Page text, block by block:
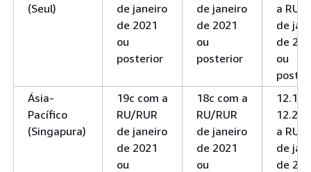
(Seul)
de janeiro
de 2021
ou
posterior
de janeiro
de 2021
ou
posterior
a RU/
de
de
ou
Ásia-
Pacífico
(Singapura)
19c com a
RU/RUR
de janeiro
de 2021
ou
18c com a
RU/RUR
de janeiro
de 2021
ou
12.1 e
12.2
a RU/
de
de